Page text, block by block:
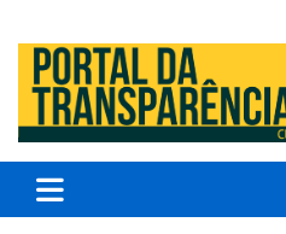
Prefeitura
PI